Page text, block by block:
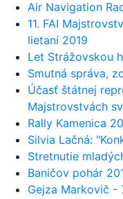
Air Navigation
11. FAI
lietaní 2019
Let Strážovskou
Smutná správa,
Účasť štátnej
Majstrovstvách
Rally Kamenica
Silvia Lačná:
Stretnutie
Baničov pohár
Gejza Markovič -